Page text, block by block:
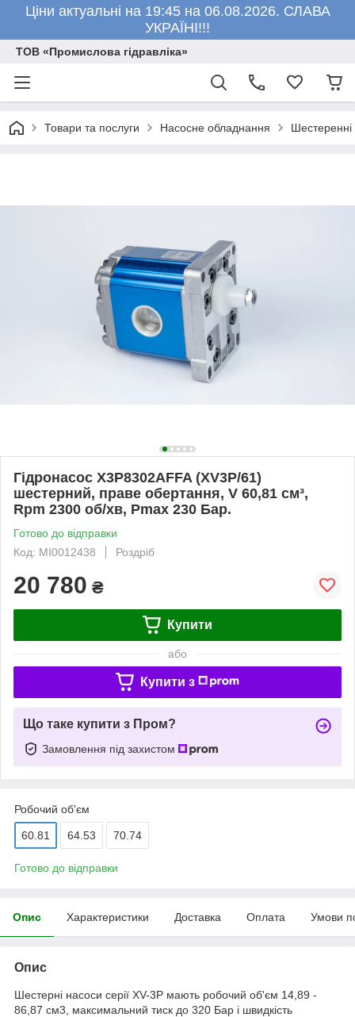
Ціни актуальні на 19:45 на 06.08.2026. СЛАВА
УКРАЇНІ!!!
ТОВ «Промислова гідравліка»
Товари та послуги Насосне обладнання Шестеренні
Гідронасос X3P8302AFFA (XV3P/61)
шестерний, праве обертання, V 60,81 см³,
Rpm 2300 об/хв, Pmax 230 Бар.
Готово до відправки
Код: MI0012438
Роздріб
20 780 ₴
Купити
або
Купити з
Що таке купити з Пром?
Замовлення під захистом
Робочий об'єм
60.81 64.53 70.74
Готово до відправки
Опис Характеристики Доставка Оплата Умови
Опис
Шестерні насоси серії XV-3P мають робочий об'єм 14,89 -
86,87 см3, максимальний тиск до 320 Бар і швидкість